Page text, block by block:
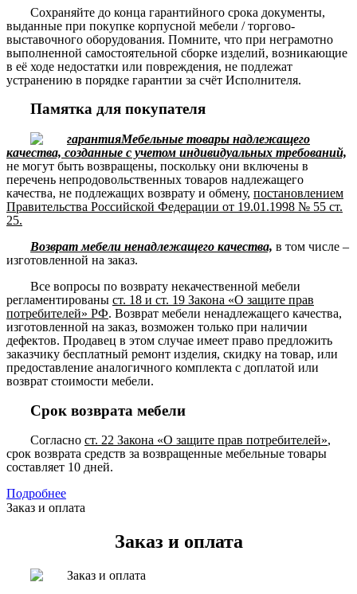
Сохраняйте до конца гарантийного срока документы,
выданные при покупке корпусной мебели / торгово-
выставочного оборудования. Помните, что при неграмотно
выполненной самостоятельной сборке изделий, возникающие
в её ходе недостатки или повреждения, не подлежат
устранению в порядке гарантии за счёт Исполнителя.
Памятка для покупателя
Мебельные товары надлежащего
качества, созданные с учетом индивидуальных требований,
не могут быть возвращены, поскольку они включены в
перечень непродовольственных товаров надлежащего
качества, не подлежащих возврату и обмену, постановлением
Правительства Российской Федерации от 19.01.1998 № 55 ст.
25.
Возврат мебели ненадлежащего качества, в том числе –
изготовленной на заказ.
Все вопросы по возврату некачественной мебели
регламентированы ст. 18 и ст. 19 Закона «О защите прав
потребителей» РФ. Возврат мебели ненадлежащего качества,
изготовленной на заказ, возможен только при наличии
дефектов. Продавец в этом случае имеет право предложить
заказчику бесплатный ремонт изделия, скидку на товар, или
предоставление аналогичного комплекта с доплатой или
возврат стоимости мебели.
Срок возврата мебели
Согласно ст. 22 Закона «О защите прав потребителей»,
срок возврата средств за возвращенные мебельные товары
составляет 10 дней.
Подробнее
Заказ и оплата
Заказ и оплата